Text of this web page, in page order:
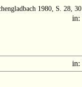
1980, S. 28, 30
in:
in: